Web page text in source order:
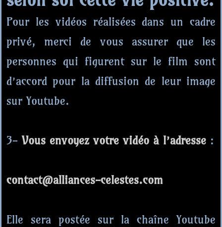
Pour les vidéos réalisées dans un cadre
privé, merci de vous assurer que les
personnes qui figurent sur le film sont
d’accord pour la diffusion de leur image
sur Youtube.
3-Vous envoyez votre vidéo à l’adresse :
contact@alliances-celestes.com
Elle sera postée sur la chaîne Youtube